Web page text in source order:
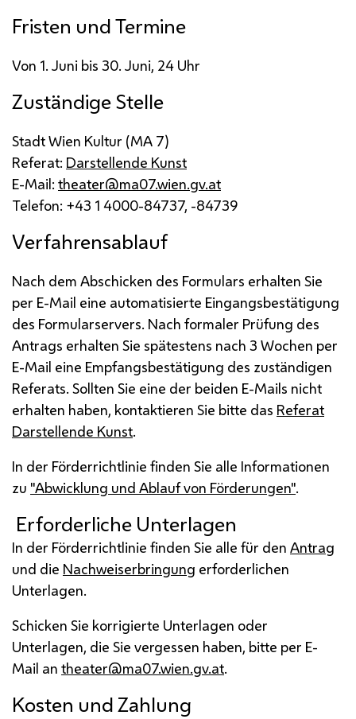
Fristen und Termine
Von 1. Juni bis 30. Juni, 24 Uhr
Zuständige Stelle
Stadt Wien Kultur (MA 7)
Referat: Darstellende Kunst
E-Mail: theater@ma07.wien.gv.at
Telefon: +43 1 4000-84737, -84739
Verfahrensablauf
Nach dem Abschicken des Formulars erhalten Sie
per E-Mail eine automatisierte Eingangsbestätigung
des Formularservers. Nach formaler Prüfung des
Antrags erhalten Sie spätestens nach 3 Wochen per
E-Mail eine Empfangsbestätigung des zuständigen
Referats. Sollten Sie eine der beiden E-Mails nicht
erhalten haben, kontaktieren Sie bitte das Referat
Darstellende Kunst.
In der Förderrichtlinie finden Sie alle Informationen
zu "Abwicklung und Ablauf von Förderungen".
Erforderliche Unterlagen
In der Förderrichtlinie finden Sie alle für den Antrag
und die Nachweiserbringung erforderlichen
Unterlagen.
Schicken Sie korrigierte Unterlagen oder
Unterlagen, die Sie vergessen haben, bitte per E-
Mail an theater@ma07.wien.gv.at.
Kosten und Zahlung